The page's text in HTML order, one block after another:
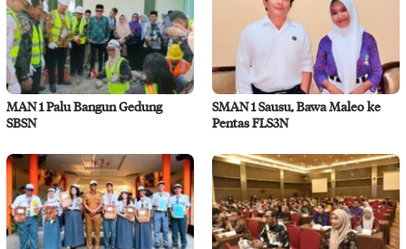
MAN 1 Palu Bangun Gedung
SBSN
SMAN 1 Sausu, Bawa Maleo ke
Pentas FLS3N